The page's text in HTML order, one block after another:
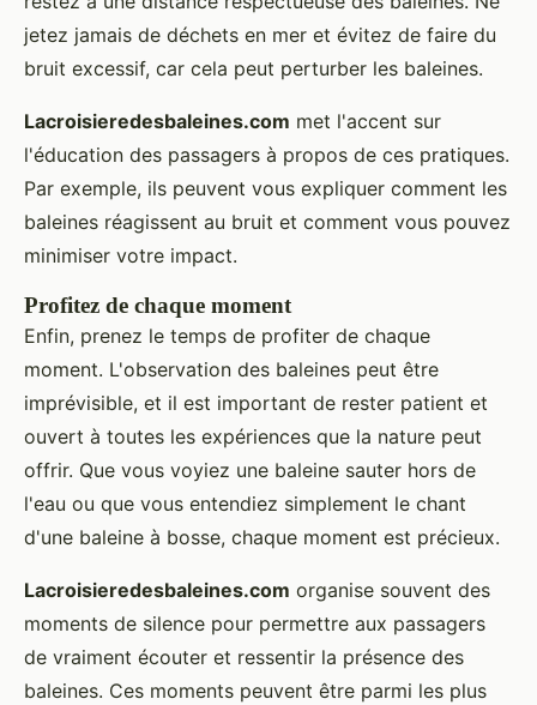
jetez jamais de déchets en mer et évitez de faire du
bruit excessif, car cela peut perturber les baleines.
Lacroisieredesbaleines.com met l'accent sur
l'éducation des passagers à propos de ces pratiques.
Par exemple, ils peuvent vous expliquer comment les
baleines réagissent au bruit et comment vous pouvez
minimiser votre impact.
Profitez de chaque moment
Enfin, prenez le temps de profiter de chaque
moment. L'observation des baleines peut être
imprévisible, et il est important de rester patient et
ouvert à toutes les expériences que la nature peut
offrir. Que vous voyiez une baleine sauter hors de
l'eau ou que vous entendiez simplement le chant
d'une baleine à bosse, chaque moment est précieux.
Lacroisieredesbaleines.com organise souvent des
moments de silence pour permettre aux passagers
de vraiment écouter et ressentir la présence des
baleines. Ces moments peuvent être parmi les plus